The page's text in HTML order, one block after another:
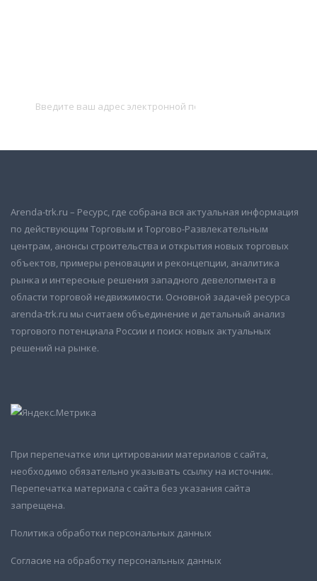
Arenda-trk.ru – Ресурс, где собрана вся актуальная информация
по действующим Торговым и Торгово-Развлекательным
центрам, анонсы строительства и открытия новых торговых
объектов, примеры реновации и реконцепции, аналитика
рынка и интересные решения западного девелопмента в
области торговой недвижимости. Основной задачей ресурса
arenda-trk.ru мы считаем объединение и детальный анализ
торгового потенциала России и поиск новых актуальных
решений на рынке.
При перепечатке или цитировании материалов с сайта,
необходимо обязательно указывать ссылку на источник.
Перепечатка материала с сайта без указания сайта
запрещена.
Политика обработки персональных данных
Согласие на обработку персональных данных